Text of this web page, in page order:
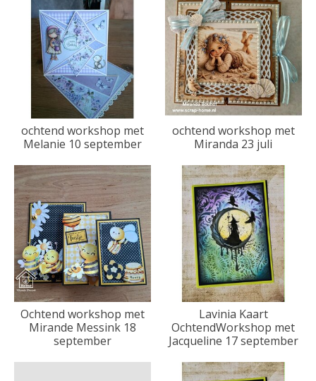
ochtend workshop met
Melanie 10 september
ochtend workshop met
Miranda 23 juli
Ochtend workshop met
Mirande Messink 18
september
Lavinia Kaart
OchtendWorkshop met
Jacqueline 17 september